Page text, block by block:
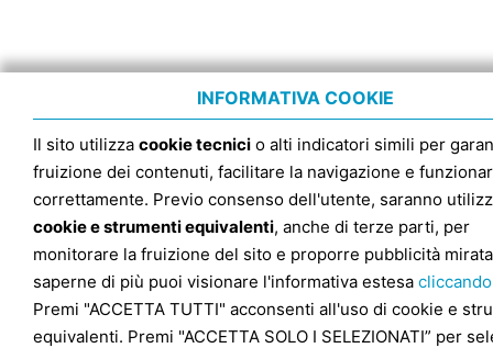
INFORMATIVA COOKIE
Il sito utilizza cookie tecnici o alti indicatori simili per
fruizione dei contenuti, facilitare la navigazione e
correttamente. Previo consenso dell'utente, saranno
cookie e strumenti equivalenti, anche di terze parti, per
monitorare la fruizione del sito e proporre pubblicità
saperne di più puoi visionare l'informativa estesa
Premi "ACCETTA TUTTI" acconsenti all'uso di cookie e
equivalenti. Premi "ACCETTA SOLO I SELEZIONATI” per